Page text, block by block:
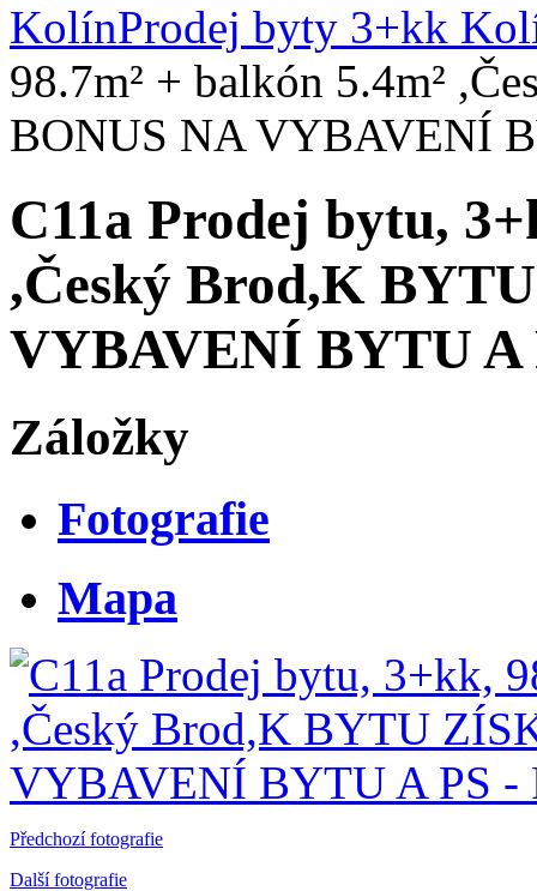
KolínProdej byty 3+kk
98.7m² + balkón 5.4m²
BONUS NA VYBAVENÍ
C11a Prodej bytu,
,Český Brod,K
VYBAVENÍ BYTU A
Záložky
Fotografie
Mapa
Předchozí fotografie
Další fotografie